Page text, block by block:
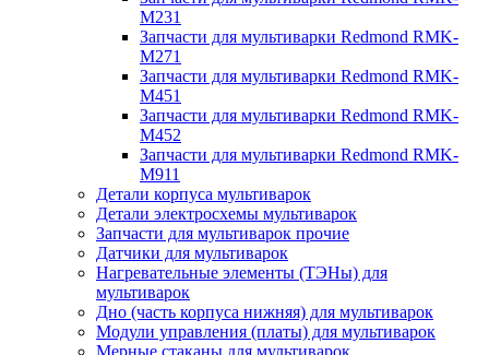
M231
Запчасти для мультиварки Redmond RMK-
M271
Запчасти для мультиварки Redmond RMK-
M451
Запчасти для мультиварки Redmond RMK-
M452
Запчасти для мультиварки Redmond RMK-
M911
Детали корпуса мультиварок
Детали электросхемы мультиварок
Запчасти для мультиварок прочие
Датчики для мультиварок
Нагревательные элементы (ТЭНы) для
мультиварок
Дно (часть корпуса нижняя) для мультиварок
Модули управления (платы) для мультиварок
Мерные стаканы для мультиварок